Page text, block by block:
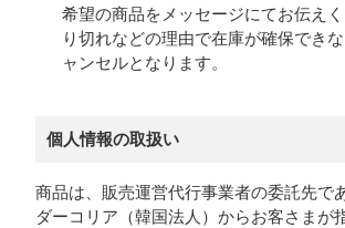
希望の商品をメッセージにてお伝え
り切れなどの理由で在庫が確保でき
ャンセルとなります。
個人情報の取扱い
商品は、販売運営代行事業者の委託先で
ダーコリア（韓国法人）からお客さまが